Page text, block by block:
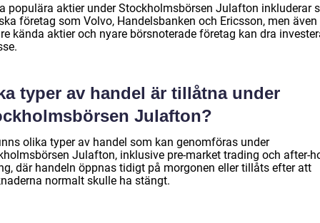
populära aktier under Stockholmsbörsen Julafton inkluderar
företag som Volvo, Handelsbanken och Ericsson, men även
kända aktier och nyare börsnoterade företag kan dra
typer av handel är tillåtna under
Julafton?
olika typer av handel som kan genomföras under
Julafton, inklusive pre-market trading och after-
där handeln öppnas tidigt på morgonen eller tillåts efter att
normalt skulle ha stängt.